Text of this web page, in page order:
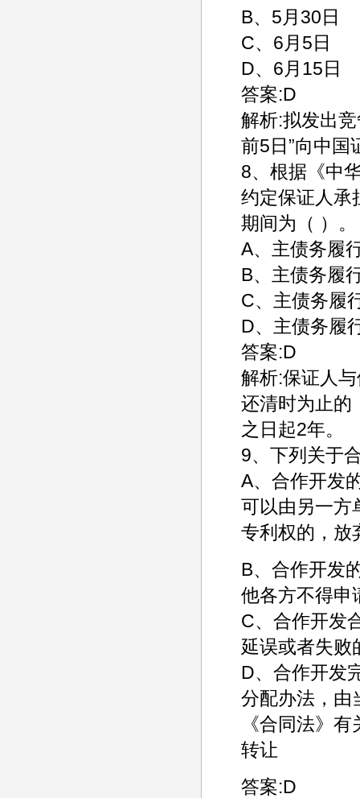
B、5月30日
C、6月5日
D、6月15日
答案:D
解析:拟发出
前5日”向中国
8、根据《中
约定保证人承
期间为（ ）。
A、主债务履
B、主债务履
C、主债务履
D、主债务履
答案:D
解析:保证人
还清时为止的
之日起2年。
9、下列关于
A、合作开发
可以由另一方
专利权的，放
B、合作开发
他各方不得申
C、合作开发
延误或者失败
D、合作开发
分配办法，由
《合同法》
转让
答案:D